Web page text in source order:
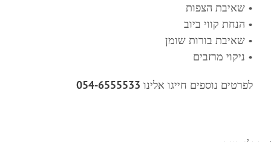
• שאיבת הצפות
• הנחת קווי ביוב
• שאיבת בורות שומן
• ניקוי מרזבים
לפרטים נוספים חייגו אלינו 054-6555533